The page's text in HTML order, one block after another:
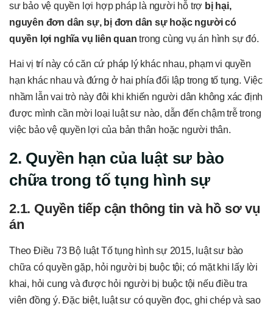
sư bảo vệ quyền lợi hợp pháp là người hỗ trợ bị hại,
nguyên đơn dân sự, bị đơn dân sự hoặc người có
quyền lợi nghĩa vụ liên quan trong cùng vụ án hình sự đó.
Hai vị trí này có căn cứ pháp lý khác nhau, phạm vi quyền
hạn khác nhau và đứng ở hai phía đối lập trong tố tụng. Việc
nhầm lẫn vai trò này đôi khi khiến người dân không xác định
được mình cần mời loại luật sư nào, dẫn đến chậm trễ trong
việc bảo vệ quyền lợi của bản thân hoặc người thân.
2. Quyền hạn của luật sư bào
chữa trong tố tụng hình sự
2.1. Quyền tiếp cận thông tin và hồ sơ vụ
án
Theo Điều 73 Bộ luật Tố tụng hình sự 2015, luật sư bào
chữa có quyền gặp, hỏi người bị buộc tội; có mặt khi lấy lời
khai, hỏi cung và được hỏi người bị buộc tội nếu điều tra
viên đồng ý. Đặc biệt, luật sư có quyền đọc, ghi chép và sao